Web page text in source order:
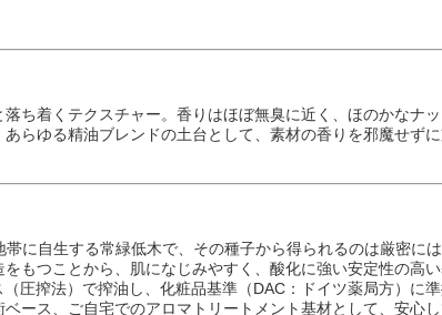
ち着くテクスチャー。香りはほぼ無臭に近く、ほのかなナ
らゆる精油ブレンドの土台として、素材の香りを邪魔せず
に自生する常緑低木で、その種子から得られるのは厳密に
もつことから、肌になじみやすく、酸化に強い安定性の高
圧搾法）で搾油し、化粧品基準（DAC：ドイツ薬局方）に
ース、ご自宅でのアロマトリートメント基材として、安心